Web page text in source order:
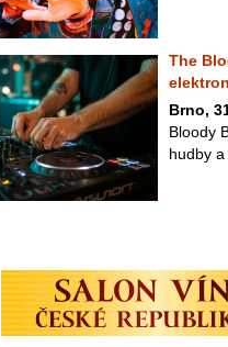
The
Brno,
Bloody
hudby a